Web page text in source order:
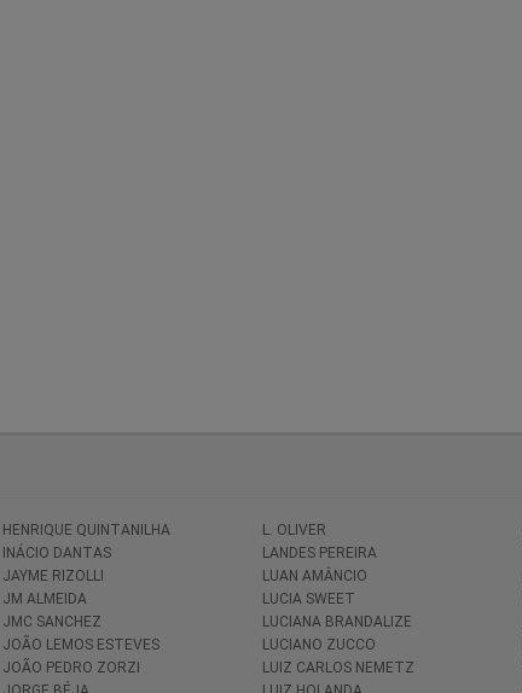
HENRIQUE QUINTANILHA
INÁCIO DANTAS
JAYME RIZOLLI
JM ALMEIDA
JMC SANCHEZ
JOÃO LEMOS ESTEVES
JOÃO PEDRO ZORZI
L. OLIVER
LANDES PEREIRA
LUAN AMÂNCIO
LUCIA SWEET
LUCIANA BRANDALIZE
LUCIANO ZUCCO
LUIZ CARLOS NEMETZ